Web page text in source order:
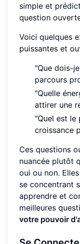
simple et
question
Voici quelques
puissantes et
"Que dois-
parcours
"Quelle
attirer une
"Quel est le
croissance
Ces questions
nuancée plutôt
oui ou non.
se concentrant
apprendre et
meilleures
votre pouvoir